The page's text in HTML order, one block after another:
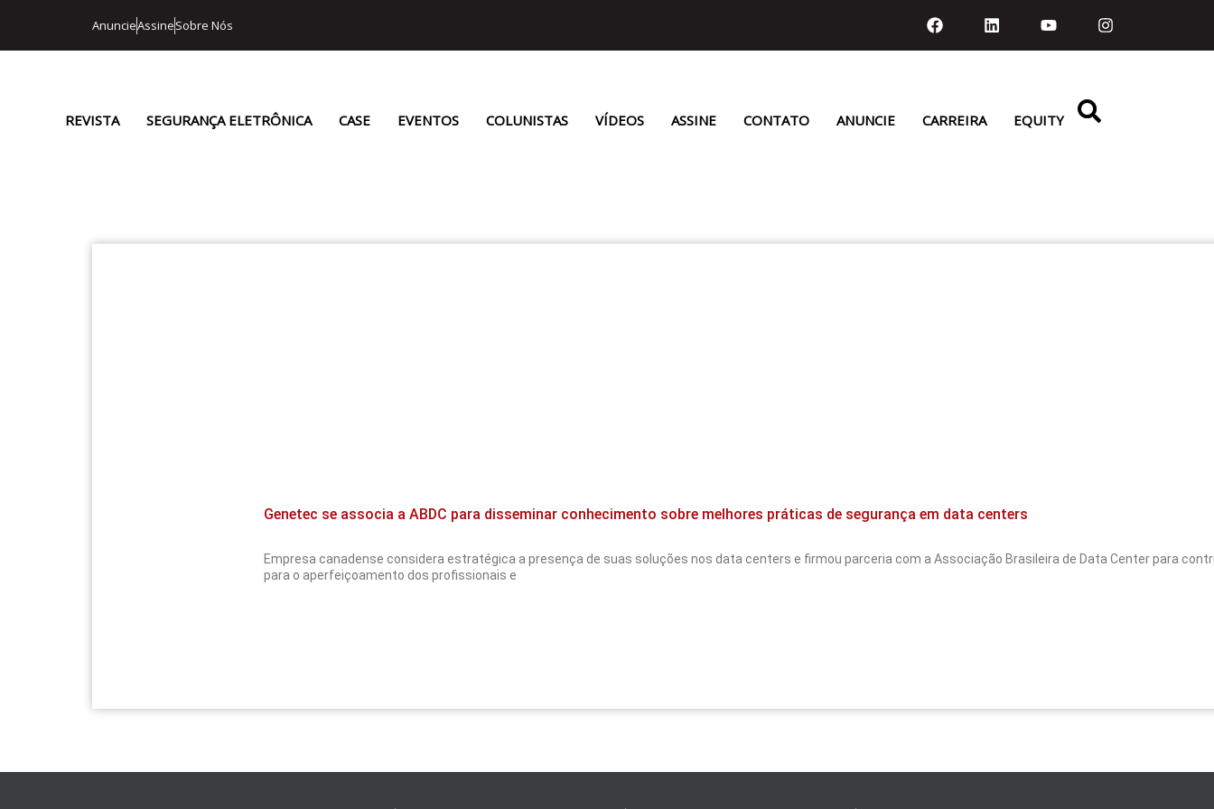
AnuncieAssineSobre Nós
REVISTA SEGURANÇA ELETRÔNICA CASE EVENTOS COLUNISTAS VÍDEOS ASSINE CONTATO ANUNCIE CARREIRA EQUITY
Genetec se associa a ABDC para disseminar conhecimento sobre melhores práticas de segurança em data centers
Empresa canadense considera estratégica a presença de suas soluções nos data centers e firmou parceria com a Associação Brasileira de Data Center para
para o aperfeiçoamento dos profissionais e